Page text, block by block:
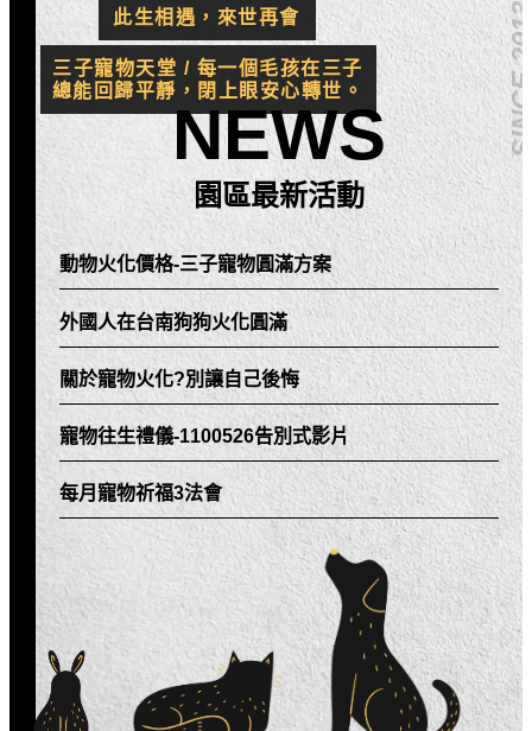
此生相遇，來世再會
三子寵物天堂 / 每一個毛孩在三子
總能回歸平靜，閉上眼安心轉世。
NEWS
園區最新活動
動物火化價格-三子寵物圓滿方案
外國人在台南狗狗火化圓滿
關於寵物火化?別讓自己後悔
寵物往生禮儀-1100526告別式影片
每月寵物祈福3法會